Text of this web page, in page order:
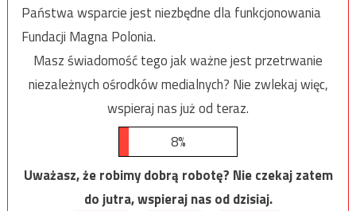
Państwa wsparcie jest niezbędne dla funkcjonowania
Fundacji Magna Polonia.
Masz świadomość tego jak ważne jest przetrwanie
niezależnych ośrodków medialnych? Nie zwlekaj więc,
wspieraj nas już od teraz.
8%
Uważasz, że robimy dobrą robotę? Nie czekaj zatem
do jutra, wspieraj nas od dzisiaj.